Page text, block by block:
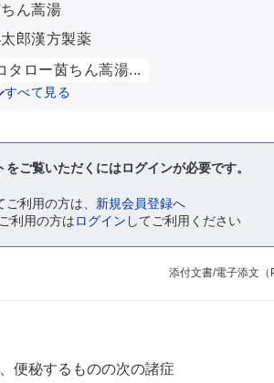
ん蒿湯
郎漢方製薬
タロー茵ちん蒿湯...
すべて見る
ご覧いただくにはログインが必要です。
ご利用の方は、 新規会員登録へ
利用の方はログイン してご利用ください
添付文書/電子添文（
便秘するものの次の諸症